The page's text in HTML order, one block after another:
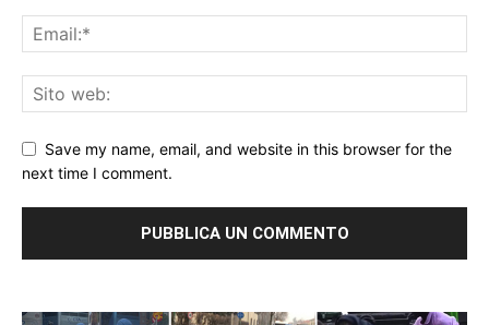
Save my name, email, and website in this browser for the
next time I comment.